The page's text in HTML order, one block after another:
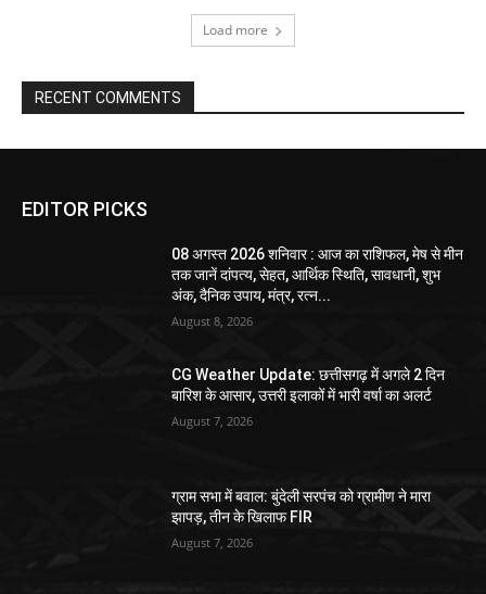
Load more
RECENT COMMENTS
EDITOR PICKS
08 अगस्त 2026 शनिवार : आज का राशिफल, मेष से मीन
तक जानें दांपत्य, सेहत, आर्थिक स्थिति, सावधानी, शुभ
अंक, दैनिक उपाय, मंत्र, रत्न...
August 8, 2026
CG Weather Update: छत्तीसगढ़ में अगले 2 दिन
बारिश के आसार, उत्तरी इलाकों में भारी वर्षा का अलर्ट
August 7, 2026
ग्राम सभा में बवाल: बुंदेली सरपंच को ग्रामीण ने मारा
झापड़, तीन के खिलाफ FIR
August 7, 2026